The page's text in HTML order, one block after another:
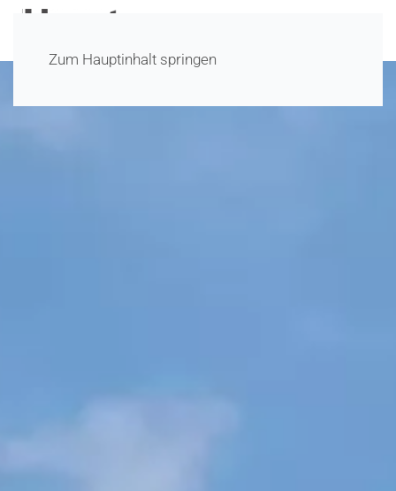
Zum Hauptinhalt springen